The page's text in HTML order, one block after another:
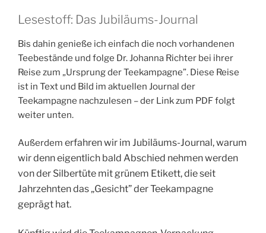
Lesestoff: Das Jubiläums-Journal
Bis dahin genieße ich einfach die noch vorhandenen
Teebestände und folge Dr. Johanna Richter bei ihrer
Reise zum „Ursprung der Teekampagne”. Diese Reise
ist in Text und Bild im aktuellen Journal der
Teekampagne nachzulesen – der Link zum PDF folgt
weiter unten.
Außerdem erfahren wir im Jubiläums-Journal, warum
wir denn eigentlich bald Abschied nehmen werden
von der Silbertüte mit grünem Etikett, die seit
Jahrzehnten das „Gesicht” der Teekampagne
geprägt hat.